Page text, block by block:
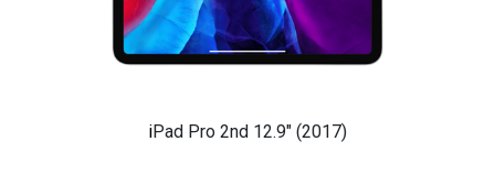
​iPad Pro 2nd 12.9" (2017)